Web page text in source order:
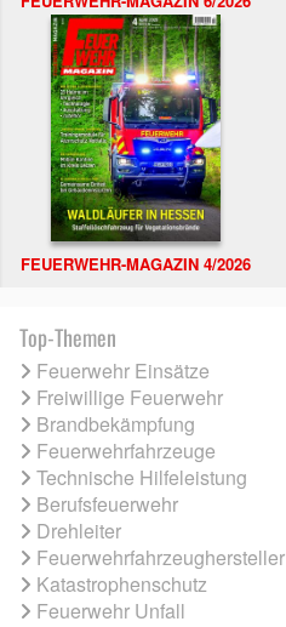
FEUERWEHR-MAGAZIN 4/2026
Top-Themen
Feuerwehr Einsätze
Freiwillige Feuerwehr
Brandbekämpfung
Feuerwehrfahrzeuge
Technische Hilfeleistung
Berufsfeuerwehr
Drehleiter
Feuerwehrfahrzeughersteller
Katastrophenschutz
Feuerwehr Unfall